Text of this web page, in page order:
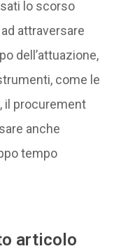
lo scorso
attraversare
dell’attuazione,
come le
il procurement
anche
tempo
articolo